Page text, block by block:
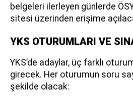
belgeleri ilerleyen günlerde
sitesi üzerinden erişime
YKS OTURUMLARI VE
YKS’de adaylar, üç farklı
girecek. Her oturumun soru
şekilde olacak: